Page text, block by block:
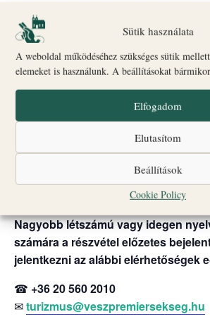
Sütik használata
A weboldal működéséhez szükséges sütik
elemeket is használunk. A beállításokat
Elfogadom
Elutasítom
Beállítások
Cookie Policy
18:00 – Fény és áhítat sétája: Érseki
Kápolna + Érseki Palota kert
Indulás: Biró–Giczey Ház (Vár utca
ONLINE JEGYVÁSÁRLÁS ITT
Csoportlétszám: legfeljebb 25 fő
A programok egyes időpontokban
vagy egyéb rendezvények miatt
Nagyobb létszámú vagy idegen
számára a részvétel előzetes
jelentkezni az alábbi elérhetőségek
☎ +36 20 560 2010
✉turizmus@veszpremiersekseg.hu